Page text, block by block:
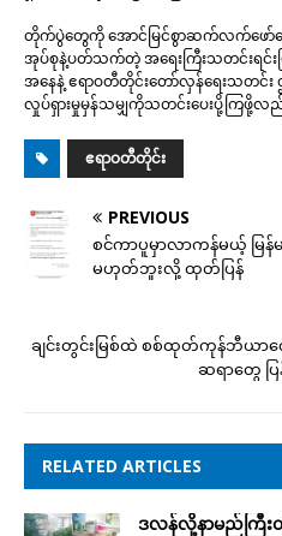
တိုက်ပွဲတွေကို အောင်မြင်စွာဆက်လက်ဖော်
အုပ်စုနဲ့ပတ်သက်တဲ့ အရေးကြီးသတင်းရ
အနေနဲ့ ဧရာဝတီတိုင်းတော်လှန်ရေးသတ
လှုပ်ရှားမှုမှန်သမျှကိုသတင်းပေးပို့ကြဖို့လ
ဧရာဝတီတိုင်း
PREVIOUS
စင်ကာပူမှာလာကန်မယ့် မြန်
မဟုတ်ဘူးလို့ ထုတ်ပြန်
ချင်းတွင်းမြစ်ထဲ စစ်ထုတ်ကုန်ဘီယာ
ဆရာတွေ ပြ
RELATED ARTICLES
ဒလန်လို့နာမည်ကြီး